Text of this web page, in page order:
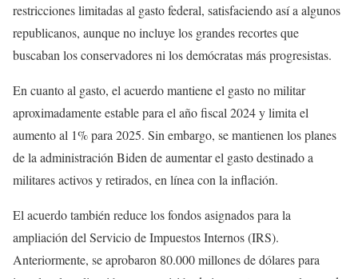
restricciones limitadas al gasto federal, satisfaciendo así a algunos
republicanos, aunque no incluye los grandes recortes que
buscaban los conservadores ni los demócratas más progresistas.
En cuanto al gasto, el acuerdo mantiene el gasto no militar
aproximadamente estable para el año fiscal 2024 y limita el
aumento al 1% para 2025. Sin embargo, se mantienen los planes
de la administración Biden de aumentar el gasto destinado a
militares activos y retirados, en línea con la inflación.
El acuerdo también reduce los fondos asignados para la
ampliación del Servicio de Impuestos Internos (IRS).
Anteriormente, se aprobaron 80.000 millones de dólares para